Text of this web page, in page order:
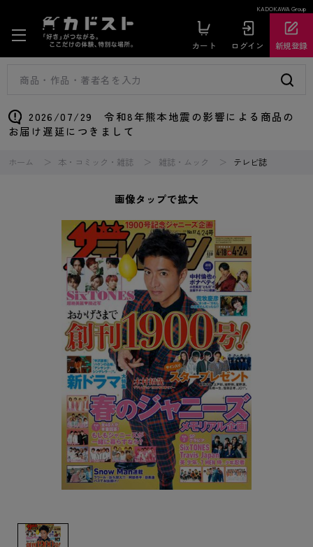
KADOKAWA Group
カート ログイン 新規登録
2026/07/29 令和8年熊本地震の影響による商品の
お届け遅延につきまして
ホーム 本・コミック・雑誌 雑誌・ムック テレビ誌
画像タップで拡大